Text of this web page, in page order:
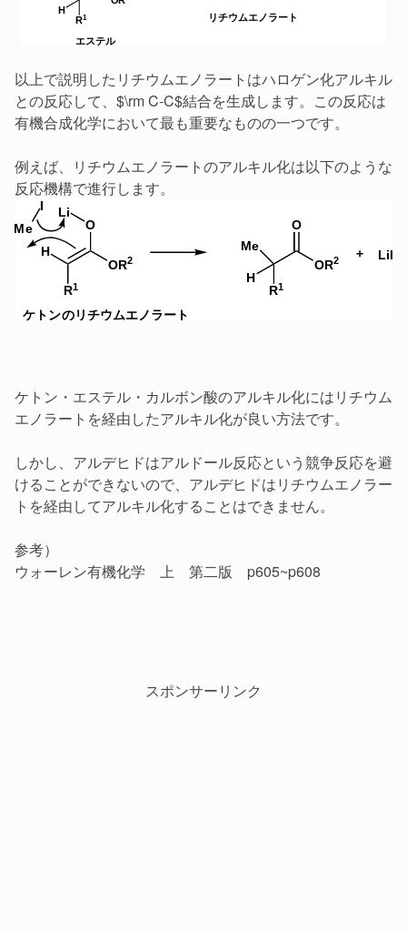
以上で説明したリチウムエノラートはハロゲン化アルキル
との反応して、$\rm C-C$結合を生成します。この反応は
有機合成化学において最も重要なものの一つです。
例えば、リチウムエノラートのアルキル化は以下のような
反応機構で進行します。
ケトン・エステル・カルボン酸のアルキル化にはリチウム
エノラートを経由したアルキル化が良い方法です。
しかし、アルデヒドはアルドール反応という競争反応を避
けることができないので、アルデヒドはリチウムエノラー
トを経由してアルキル化することはできません。
参考）
ウォーレン有機化学 上 第二版 p605~p608
スポンサーリンク